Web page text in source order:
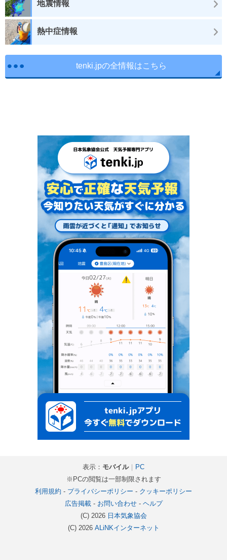
地震情報
熱中症情報
tenki.jpの全情報はこちら
表示： モバイル｜ PC
※PCの閲覧は一部制限されます
利用規約 - プライバシーポリシー - クッキーポリシー
広告掲載- お問い合わせ- ヘルプ
(C) 2026 日本気象協会
(C) 2026 ALiNKインターネット